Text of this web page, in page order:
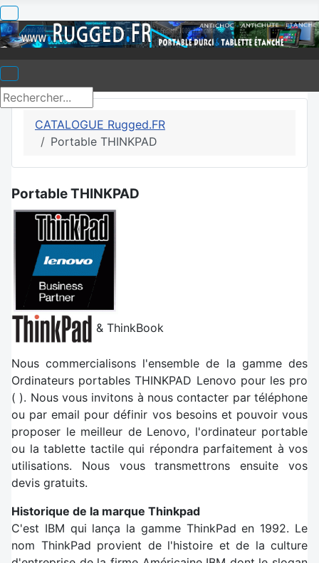
CATALOGUE Rugged.FR
Portable THINKPAD
Portable THINKPAD
& ThinkBook
Nous commercialisons l'ensemble de la gamme des
Ordinateurs portables THINKPAD Lenovo pour les pro
( ). Nous vous invitons à nous contacter par téléphone
ou par email pour définir vos besoins et pouvoir vous
proposer le meilleur de Lenovo, l'ordinateur portable
ou la tablette tactile qui répondra parfaitement à vos
utilisations. Nous vous transmettrons ensuite vos
devis gratuits.
Historique de la marque Thinkpad
C'est IBM qui lança la gamme ThinkPad en 1992. Le
nom ThinkPad provient de l'histoire et de la culture